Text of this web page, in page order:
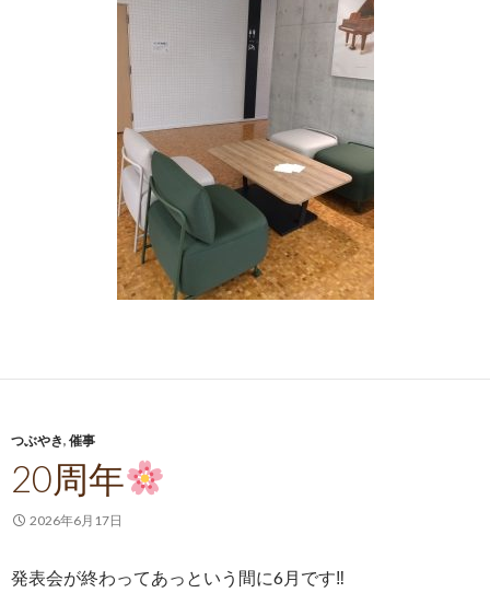
つぶやき, 催事
20周年
2026年6月17日
発表会が終わってあっという間に6月です‼